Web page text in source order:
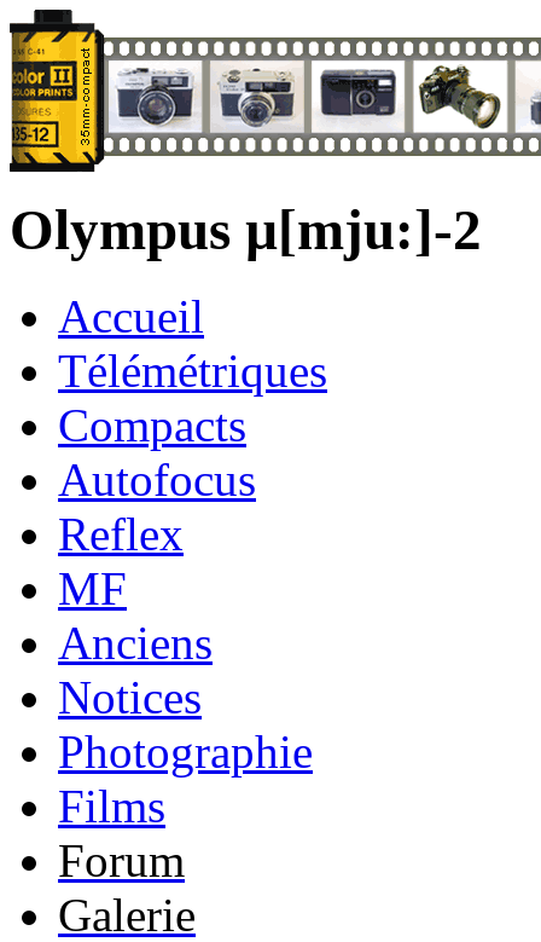
Olympus µ[mju:]-2
Accueil
Télémétriques
Compacts
Autofocus
Reflex
MF
Anciens
Notices
Photographie
Films
Forum
Galerie